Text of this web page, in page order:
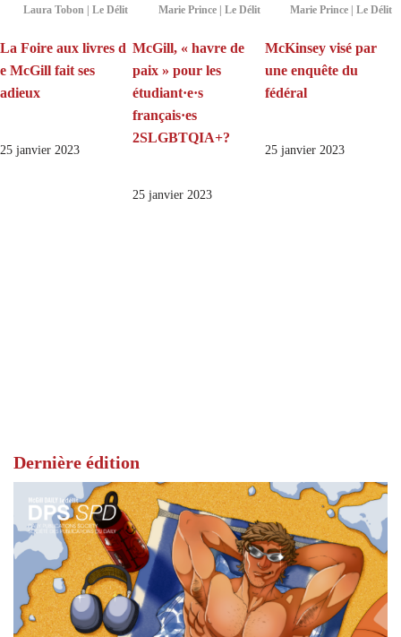
Laura Tobon | Le Délit
La Foire aux livres d
e McGill fait ses
adieux
25 janvier 2023
Marie Prince | Le Délit
McGill, « havre de
paix » pour les
étudiant·e·s
français·es
2SLGBTQIA+?
25 janvier 2023
Marie Prince | Le Délit
McKinsey visé par
une enquête du
fédéral
25 janvier 2023
Dernière édition